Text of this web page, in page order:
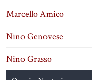
Marcello Amico
Nino Genovese
Nino Grasso